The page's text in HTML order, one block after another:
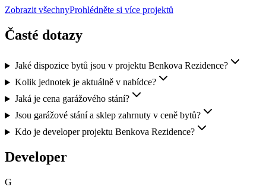
Zobrazit všechnyProhlédněte si více projektů
Časté dotazy
Jaké dispozice bytů jsou v projektu Benkova Rezidence?
Kolik jednotek je aktuálně v nabídce?
Jaká je cena garážového stání?
Jsou garážové stání a sklep zahrnuty v ceně bytů?
Kdo je developer projektu Benkova Rezidence?
Developer
G